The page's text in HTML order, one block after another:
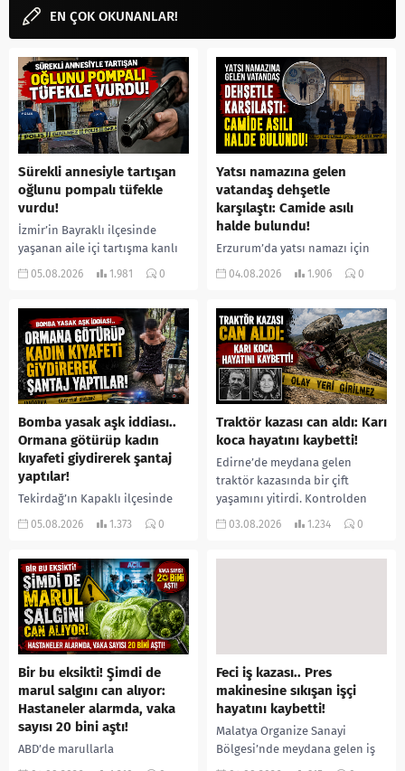
EN ÇOK OKUNANLAR!
Sürekli annesiyle tartışan
oğlunu pompalı tüfekle
vurdu!
İzmir’in Bayraklı ilçesinde
yaşanan aile içi tartışma kanlı
bitti. İddiaya göre, uzun süredir
05.08.2026 1.981 0
Yatsı namazına gelen
vatandaş dehşetle
karşılaştı: Camide asılı
halde bulundu!
Erzurum’da yatsı namazı için
camiye gelen bir vatandaş,
yerine sevk edilen...
04.08.2026 1.906 0
Bomba yasak aşk iddiası..
Ormana götürüp kadın
kıyafeti giydirerek şantaj
yaptılar!
Tekirdağ’ın Kapaklı ilçesinde
bir kişiyi, arkadaşının eşiyle
kadın kıyafetleri giydirdiği,
özür videosu çektirip...
05.08.2026 1.373 0
Traktör kazası can aldı: Karı
koca hayatını kaybetti!
Edirne’de meydana gelen
traktör kazasında bir çift
yaşamını yitirdi. Kontrolden
çıkarak devrilen traktörün
03.08.2026 1.234 0
Bir bu eksikti! Şimdi de
marul salgını can alıyor:
Hastaneler alarmda, vaka
sayısı 20 bini aştı!
ABD’de marullarla
ilişkilendirilen siklospora
Feci iş kazası.. Pres
makinesine sıkışan işçi
hayatını kaybetti!
Malatya Organize Sanayi
Bölgesi’nde meydana gelen iş
kazasında, pres makinesine